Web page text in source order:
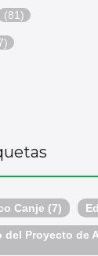
(81)
Canje (7)
del Proyecto de